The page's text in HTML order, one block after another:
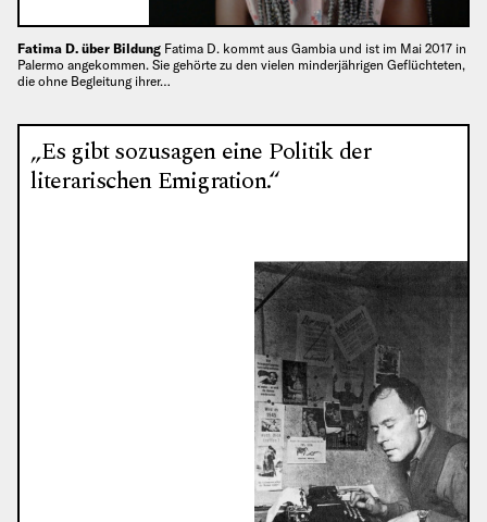
Fatima D. über Bildung Fatima D. kommt aus Gambia und ist im Mai 2017 in
Palermo angekommen. Sie gehörte zu den vielen minderjährigen Geflüchteten,
die ohne Begleitung ihrer…
„Es gibt sozusagen eine Politik der
literarischen Emigration.“